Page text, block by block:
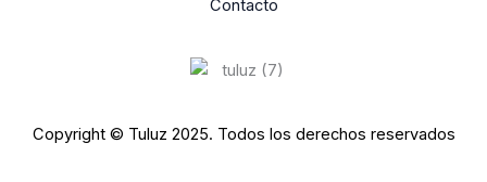
Contacto
Copyright © Tuluz 2025. Todos los derechos reservados